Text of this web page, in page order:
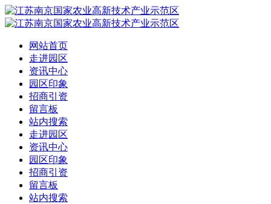
网站首页
走进园区
资讯中心
园区印象
招商引资
留言板
站内搜索
走进园区
资讯中心
园区印象
招商引资
留言板
站内搜索